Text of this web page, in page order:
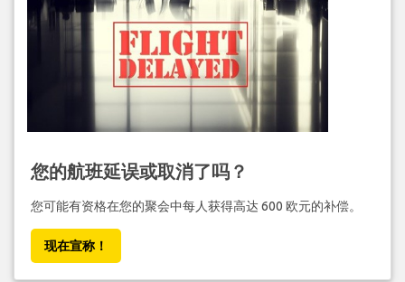
您的航班延误或取消了吗？
您可能有资格在您的聚会中每人获得高达 600 欧元的补偿。
现在宣称！